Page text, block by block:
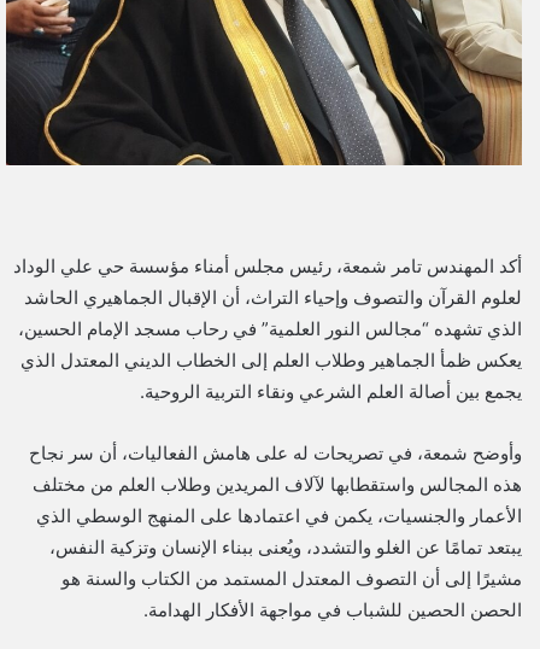
د
إ
ل
ك
ت
ي
ا
أكد المهندس تامر شمعة، رئيس مجلس أمناء مؤسسة حي علي الوداد
لعلوم القرآن والتصوف وإحياء التراث، أن الإقبال الجماهيري الحاشد
الذي تشهده “مجالس النور العلمية” في رحاب مسجد الإمام الحسين،
يعكس ظمأ الجماهير وطلاب العلم إلى الخطاب الديني المعتدل الذي
يجمع بين أصالة العلم الشرعي ونقاء التربية الروحية.
​وأوضح شمعة، في تصريحات له على هامش الفعاليات، أن سر نجاح
هذه المجالس واستقطابها لآلاف المريدين وطلاب العلم من مختلف
الأعمار والجنسيات، يكمن في اعتمادها على المنهج الوسطي الذي
يبتعد تمامًا عن الغلو والتشدد، ويُعنى ببناء الإنسان وتزكية النفس،
مشيرًا إلى أن التصوف المعتدل المستمد من الكتاب والسنة هو
الحصن الحصين للشباب في مواجهة الأفكار الهدامة.